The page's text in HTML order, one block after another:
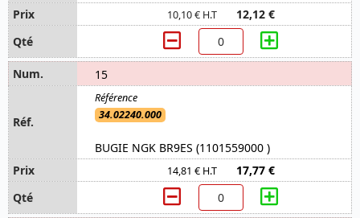
10,10 € H.T 12,12 €
15
34.02240.000
BUGIE NGK BR9ES (1101559000 )
14,81 € H.T 17,77 €